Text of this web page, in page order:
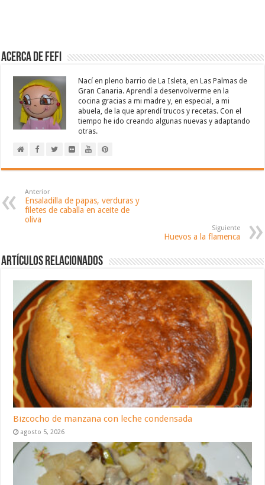
Acerca de Fefi
Nací en pleno barrio de La Isleta, en Las Palmas de
Gran Canaria. Aprendí a desenvolverme en la
cocina gracias a mi madre y, en especial, a mi
abuela, de la que aprendí trucos y recetas. Con el
tiempo he ido creando algunas nuevas y adaptando
otras.
Anterior
Ensaladilla de papas, verduras y
filetes de caballa en aceite de
oliva
Siguiente
Huevos a la flamenca
Artículos relacionados
Bizcocho de manzana con leche condensada
agosto 5, 2026